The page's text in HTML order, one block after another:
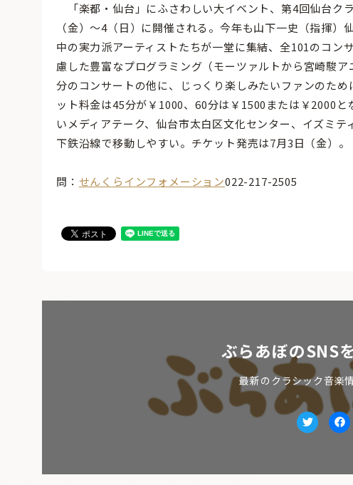
「楽都・仙台」にふさわしい大イベント、第4回仙台ク
（金）〜4（日）に開催される。今年も山下一史（指揮
中の実力派アーティストたちが一堂に集結、全101のコン
慮した豊富なプログラミング（モーツァルトから宮崎駿
分のコンサートの他に、じっくり楽しみたいファンのた
ット料金は45分が￥1000、60分は￥1500または￥2000
いメディアテーク、仙台市太白区文化センター、イズミ
下鉄沿線で移動しやすい。チケット発売は7月3日（金）。
問： せんくらインフォメーション022-217-2505
ぶらあぼのSNS
最新のクラシック音楽
Twitter